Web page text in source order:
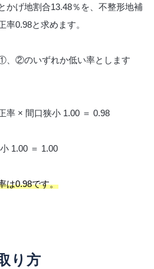
かげ地割合13.48％を、不整形地補
率0.98と求めます。
、②のいずれか低い率とします
× 間口狭小 1.00 ＝ 0.98
1.00 ＝ 1.00
は0.98です。
り方